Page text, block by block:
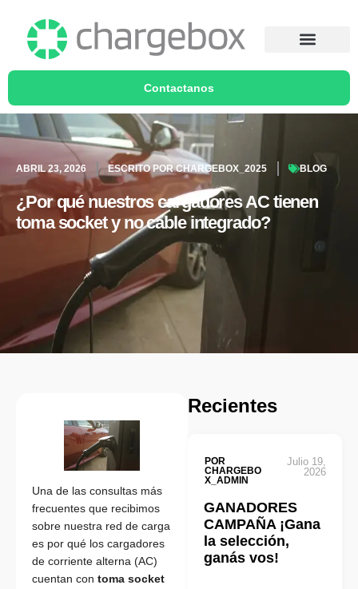
Contactanos
ABRIL 23, 2026 ESCRITO PORCHARGEBOX_2025 BLOG
¿Por qué nuestros cargadores AC tienen
toma socket y no cable integrado?
Una de las consultas más
frecuentes que recibimos
sobre nuestra red de carga
es por qué los cargadores
de corriente alterna (AC)
cuentan con toma socket
Recientes
POR
CHARGEBO
X_ADMIN
Julio 19,
2026
GANADORES
CAMPAÑA ¡Gana
la selección,
ganás vos!